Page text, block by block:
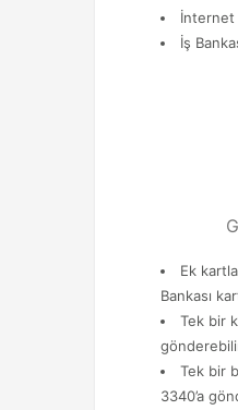
İnternet
İş
Ek
Bankası
Tek bir
Tek bir
3340’a